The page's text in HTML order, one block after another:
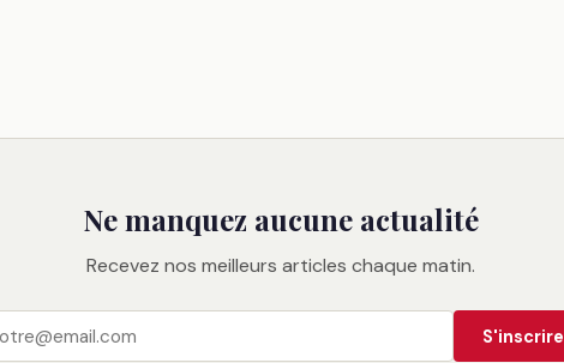
Ne manquez aucune actualité
Recevez nos meilleurs articles chaque matin.
S'inscrire